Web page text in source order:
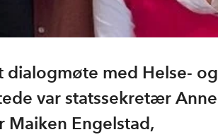
med Helse- og
var statssekretær Anne
Maiken Engelstad,